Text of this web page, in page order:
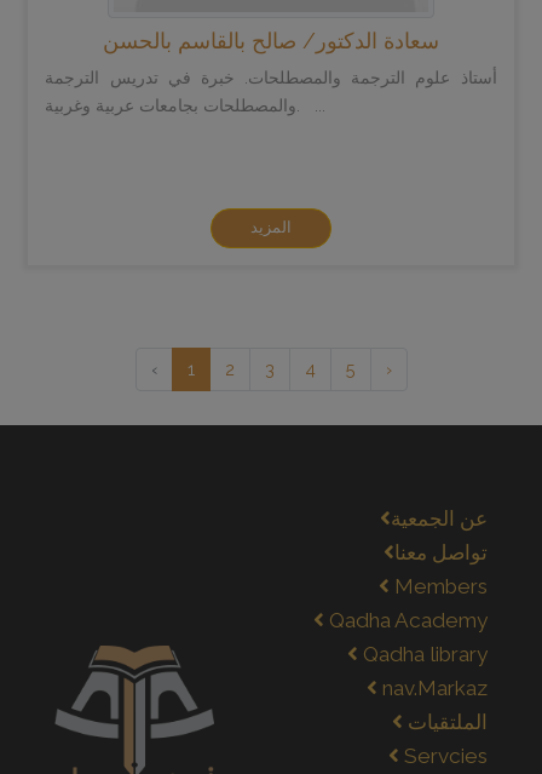
سعادة الدكتور/ صالح بالقاسم بالحسن
أستاذ علوم الترجمة والمصطلحات. خبرة في تدريس الترجمة
المزيد
‹ 1 2 3 4 5 ›
عن الجمعية
تواصل معنا
Members
Qadha Academy
Qadha library
nav.Markaz
الملتقيات
Servcies